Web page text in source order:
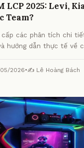
LCP 2025: Levi,
Team?
cấp các phân tích chi
hướng dẫn thực tế về
gia.
2026•✍️ Lê Hoàng Bách